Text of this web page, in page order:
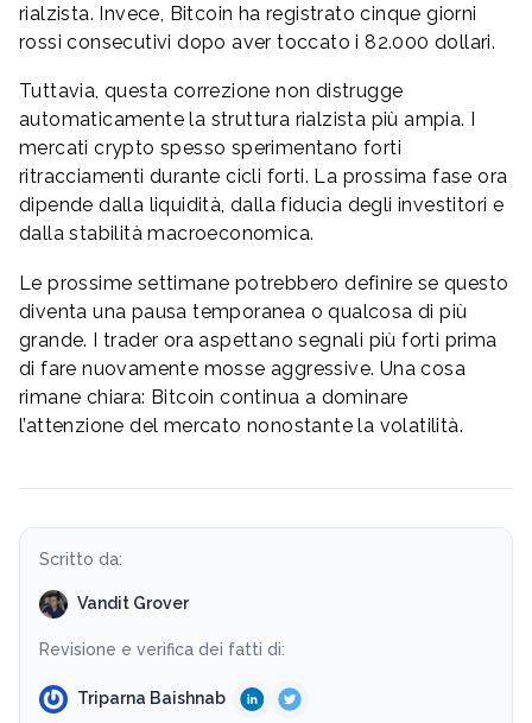
rialzista. Invece, Bitcoin ha registrato cinque giorni
rossi consecutivi dopo aver toccato i 82.000 dollari.
Tuttavia, questa correzione non distrugge
automaticamente la struttura rialzista più ampia. I
mercati crypto spesso sperimentano forti
ritracciamenti durante cicli forti. La prossima fase ora
dipende dalla liquidità, dalla fiducia degli investitori e
dalla stabilità macroeconomica.
Le prossime settimane potrebbero definire se questo
diventa una pausa temporanea o qualcosa di più
grande. I trader ora aspettano segnali più forti prima
di fare nuovamente mosse aggressive. Una cosa
rimane chiara: Bitcoin continua a dominare
l’attenzione del mercato nonostante la volatilità.
Scritto da:
Vandit Grover
Revisione e verifica dei fatti di:
Triparna Baishnab